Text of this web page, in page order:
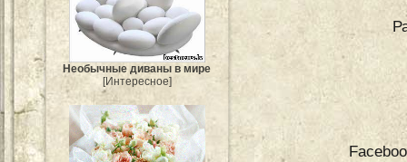
Необычные диваны в мире
[Интересное]